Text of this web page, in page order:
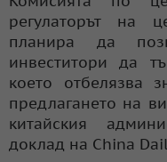
регулаторът на
планира да
инвеститори да
което отбелязва
предлагането на
китайския
доклад на China